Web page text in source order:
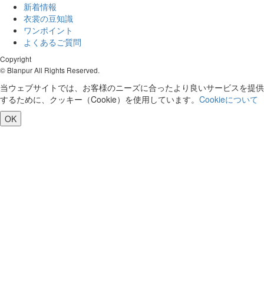
新着情報
衣裳の豆知識
ワンポイント
よくあるご質問
Copyright
© Blanpur All Rights Reserved.
当ウェブサイトでは、お客様のニーズに合ったより良いサービスを提供
するために、クッキー（Cookie）を使用しています。 Cookieについて
OK